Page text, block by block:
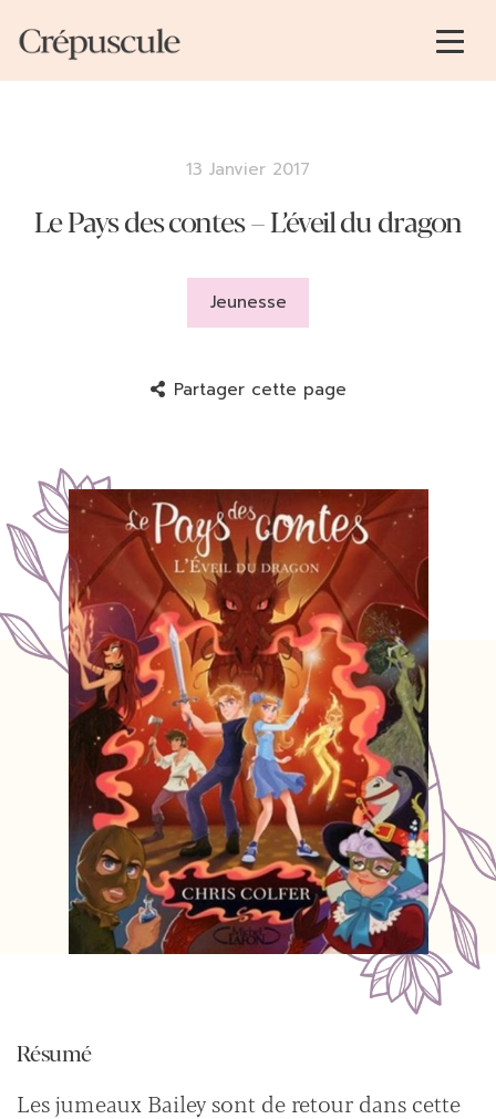
13 Janvier 2017
Le Pays des contes – L’éveil du dragon
Jeunesse
Partager cette page
Résumé
Les jumeaux Bailey sont de retour dans cette